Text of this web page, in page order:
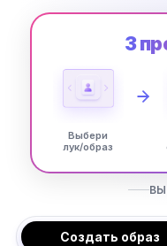
3
Выбери
лук/образ
Создать образ